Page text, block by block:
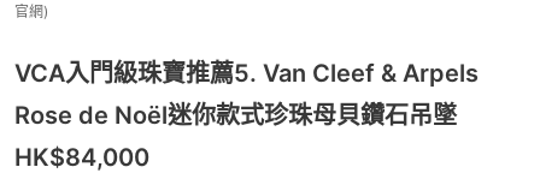
官網)
VCA入門級珠寶推薦5. Van Cleef & Arpels
Rose de Noël迷你款式珍珠母貝鑽石吊墜
HK$84,000